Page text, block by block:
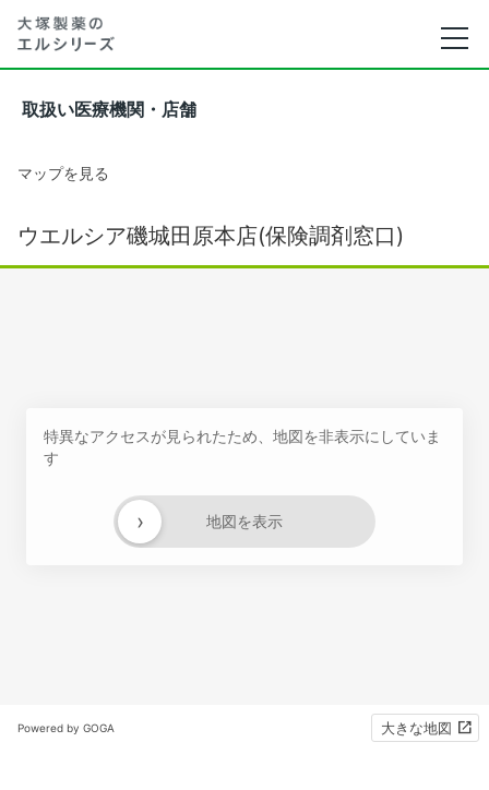
取扱い医療機関・店舗
マップを見る
ウエルシア磯城田原本店(保険調剤窓口)
特異なアクセスが見られたため、地図を非表示にしていま
す
地図を表示
›
Powered by GOGA 大きな地図